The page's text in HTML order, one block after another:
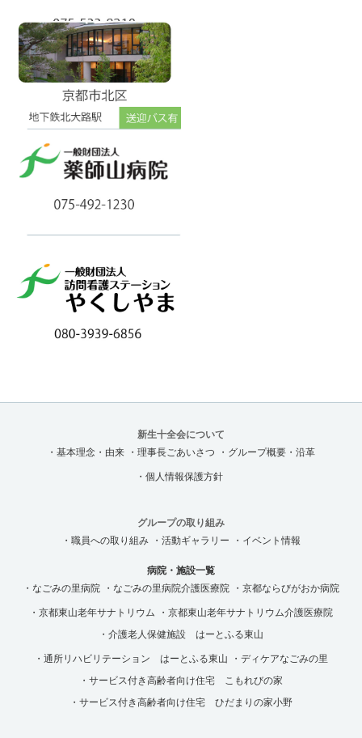
新生十全会について
・基本理念・由来
・理事長ごあいさつ ・グループ概要・沿革
・個人情報保護方針
グループの取り組み
・職員への取り組み
・活動ギャラリー ・イベント情報
病院・施設一覧
・なごみの里病院
・なごみの里病院介護医療院 ・京都ならびがおか病院
・京都東山老年サナトリウム
・京都東山老年サナトリウム介護医療院
・介護老人保健施設 はーとふる東山
・通所リハビリテーション はーとふる東山
・ディケアなごみの里
・サービス付き高齢者向け住宅 こもれびの家
・サービス付き高齢者向け住宅 ひだまりの家小野